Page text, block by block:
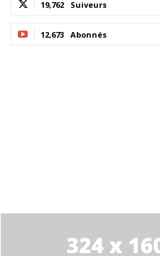
19,762 Suiveurs
12,673 Abonnés